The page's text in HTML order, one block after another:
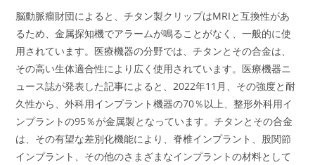
脳動脈瘤財団によると、チタン製クリップはMRIと互換性があ
るため、金属探知機でアラームが鳴ることがなく、一般的に使
用されています。医療機器の分野では、チタンとその合金は、
その高い生体適合性により広く使用されています。医療機器ニ
ュース誌が発表した記事によると、2022年11月、その強度と耐
久性から、外科用インプラント機器の70％以上、整形外科用イ
ンプラントの95％が金属製となっています。チタンとその合金
は、その有望な差別化機能により、脊椎インプラント、股関節
インプラント、その他のさまざまなインプラントの材料として